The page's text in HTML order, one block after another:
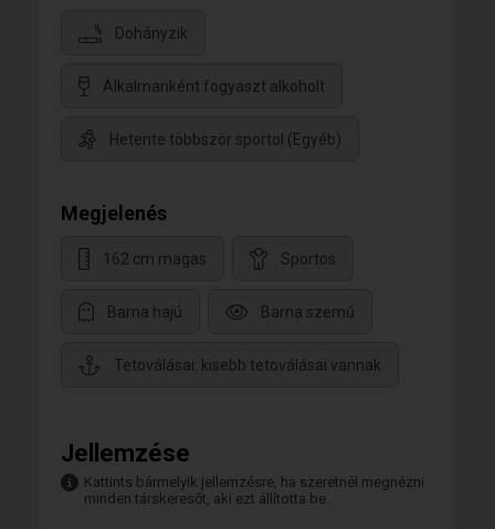
Dohányzik
Alkalmanként fogyaszt alkoholt
Hetente többször sportol (Egyéb)
Megjelenés
162 cm magas Sportos
Barna hajú Barna szemű
Tetoválásai: kisebb tetoválásai vannak
Jellemzése
Kattints bármelyik jellemzésre, ha szeretnél megnézni
minden társkeresőt, aki ezt állította be.